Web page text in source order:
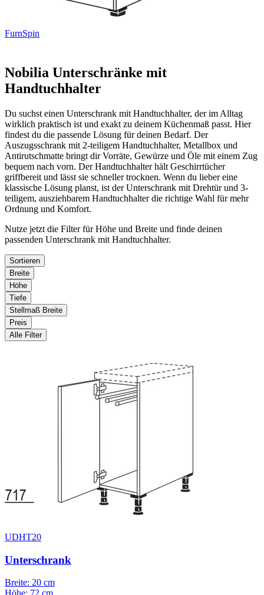
FurnSpin
Nobilia Unterschränke mit
Handtuchhalter
Du suchst einen Unterschrank mit Handtuchhalter, der im Alltag
wirklich praktisch ist und exakt zu deinem Küchenmaß passt. Hier
findest du die passende Lösung für deinen Bedarf. Der
Auszugsschrank mit 2-teiligem Handtuchhalter, Metallbox und
Antirutschmatte bringt dir Vorräte, Gewürze und Öle mit einem Zug
bequem nach vorn. Der Handtuchhalter hält Geschirrtücher
griffbereit und lässt sie schneller trocknen. Wenn du lieber eine
klassische Lösung planst, ist der Unterschrank mit Drehtür und 3-
teiligem, ausziehbarem Handtuchhalter die richtige Wahl für mehr
Ordnung und Komfort.
Nutze jetzt die Filter für Höhe und Breite und finde deinen
passenden Unterschrank mit Handtuchhalter.
Sortieren
Breite
Höhe
Tiefe
Stellmaß Breite
Preis
Alle Filter
UDHT20
Unterschrank
Breite: 20 cm